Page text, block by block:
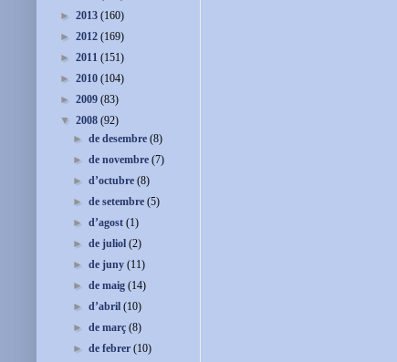
► 2013 (160)
► 2012 (169)
► 2011 (151)
► 2010 (104)
► 2009 (83)
▼ 2008 (92)
►de desembre(8)
►de novembre(7)
►d’octubre(8)
►de setembre(5)
►d’agost(1)
►de juliol(2)
►de juny(11)
►de maig(14)
►d’abril(10)
►de març(8)
►de febrer(10)